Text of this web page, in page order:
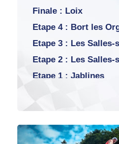
Finale : Loix
Etape 4 : Bort les
Etape 3 : Les Salles-
Etape 2 : Les Salles-
Etape 1 : Jablines
septembre
Classement scratch